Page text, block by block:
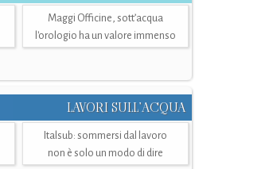
Maggi Officine, sott’acqua
l'orologio ha un valore immenso
LAVORI SULL’ACQUA
Italsub: sommersi dal lavoro
non è solo un modo di dire